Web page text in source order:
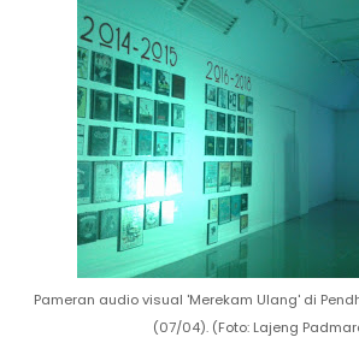
Pameran audio visual 'Merekam Ulang' di
(07/04). (Foto: Lajeng